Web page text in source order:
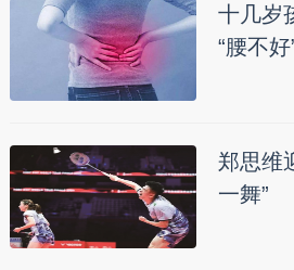
十几岁
“腰不
郑思维
一舞”